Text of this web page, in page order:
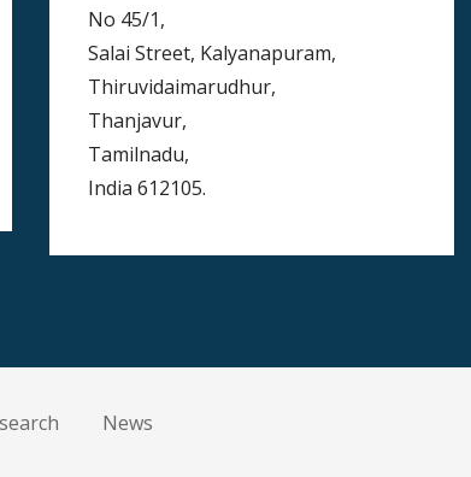
No 45/1,
Salai Street, Kalyanapuram,
Thiruvidaimarudhur,
Thanjavur,
Tamilnadu,
India 612105.
News